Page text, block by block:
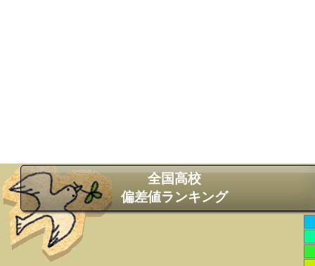
全国高校
偏差値ランキング